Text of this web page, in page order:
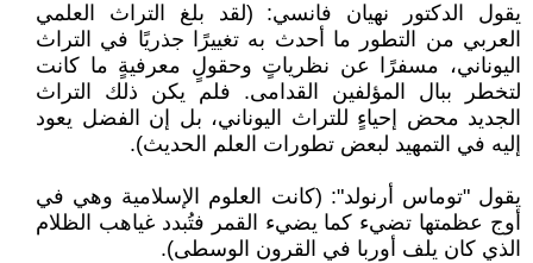
يقول الدكتور نهيان فانسي: (لقد بلغ التراث العلمي
العربي من التطور ما أحدث به تغييرًا جذريًا في التراث
اليوناني، مسفرًا عن نظرياتٍ وحقولٍ معرفيةٍ ما كانت
لتخطر ببال المؤلفين القدامى. فلم يكن ذلك التراث
الجديد محض إحياءٍ للتراث اليوناني، بل إن الفضل يعود
إليه في التمهيد لبعض تطورات العلم الحديث).
يقول "توماس أرنولد": (كانت العلوم الإسلامية وهي في
أوج عظمتها تضيء كما يضيء القمر فتُبدد غياهب الظلام
الذي كان يلف أوربا في القرون الوسطى).